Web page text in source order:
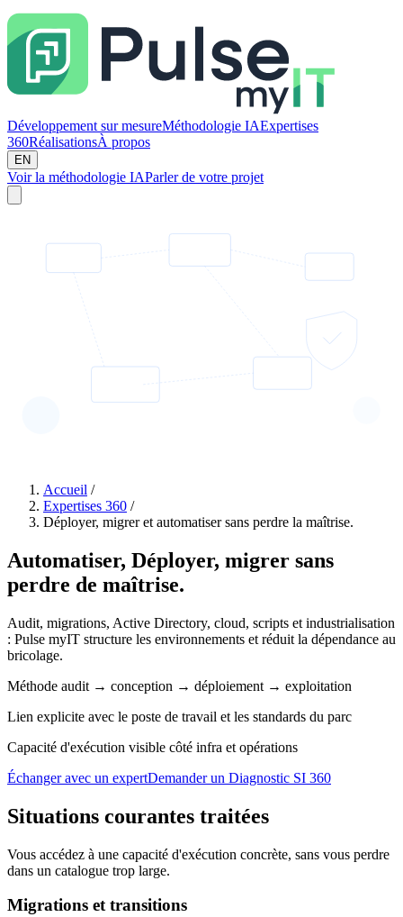
Développement sur mesureMéthodologie IAExpertises
360RéalisationsÀ propos
EN
Voir la méthodologie IAParler de votre projet
Accueil /
Expertises 360 /
Déployer, migrer et automatiser sans perdre la maîtrise.
Automatiser, Déployer, migrer sans
perdre de maîtrise.
Audit, migrations, Active Directory, cloud, scripts et industrialisation
: Pulse myIT structure les environnements et réduit la dépendance au
bricolage.
Méthode audit → conception → déploiement → exploitation
Lien explicite avec le poste de travail et les standards du parc
Capacité d'exécution visible côté infra et opérations
Échanger avec un expertDemander un Diagnostic SI 360
Situations courantes traitées
Vous accédez à une capacité d'exécution concrète, sans vous perdre
dans un catalogue trop large.
Migrations et transitions